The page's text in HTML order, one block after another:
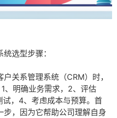
选型步骤：
关系管理系统（CRM）时，
、明确业务需求，2、评估
，4、考虑成本与预算。首
，因为它帮助公司理解自身